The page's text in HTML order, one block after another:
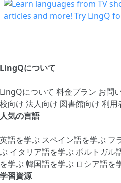
LingQについて
LingQについて 料金プラン お問
校向け 法人向け 図書館向け 利用
人気の言語
英語を学ぶ スペイン語を学ぶ フ
ぶ イタリア語を学ぶ ポルトガル
を学ぶ 韓国語を学ぶ ロシア語を
学習資源